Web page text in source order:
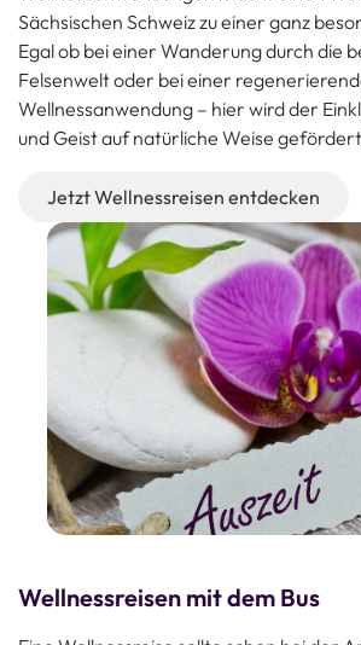
Sächsischen Schweiz zu einer ganz
Egal ob bei einer Wanderung durch die
Felsenwelt oder bei einer
Wellnessanwendung – hier wird der
und Geist auf natürliche Weise
Jetzt Wellnessreisen entdecken
Wellnessreisen mit dem Bus